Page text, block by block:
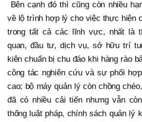
Bên cạnh đó thì cũng còn nhiều
về lộ trình hợp lý cho việc thực hiện
trong tất cả các lĩnh vực, nhất là
quan, đầu tư, dịch vụ, sở hữu trí
kiên chuẩn bị chu đáo khi hàng rào
công tác nghiên cứu và sự phối
cao; bộ máy quản lý còn chồng
đã có nhiều cải tiến nhưng vẫn
thống luật pháp, chính sách quản lý